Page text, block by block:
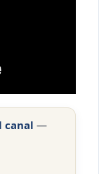
canal —